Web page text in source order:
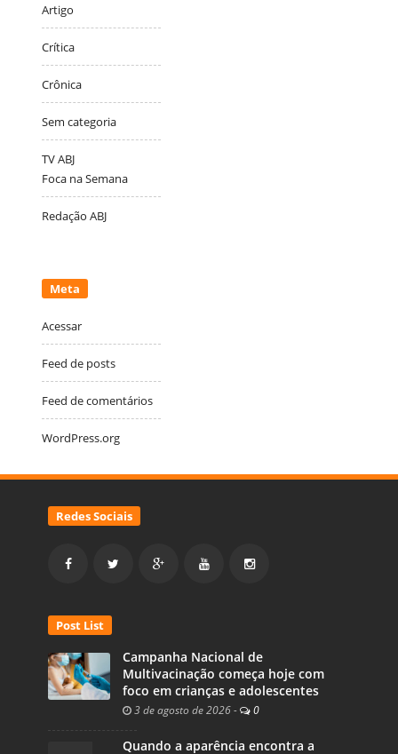
Artigo
Crítica
Crônica
Sem categoria
TV ABJ
Foca na Semana
Redação ABJ
Meta
Acessar
Feed de posts
Feed de comentários
WordPress.org
Redes Sociais
Post List
Campanha Nacional de
Multivacinação começa hoje com
foco em crianças e adolescentes
3 de agosto de 2026 - 0
Quando a aparência encontra a